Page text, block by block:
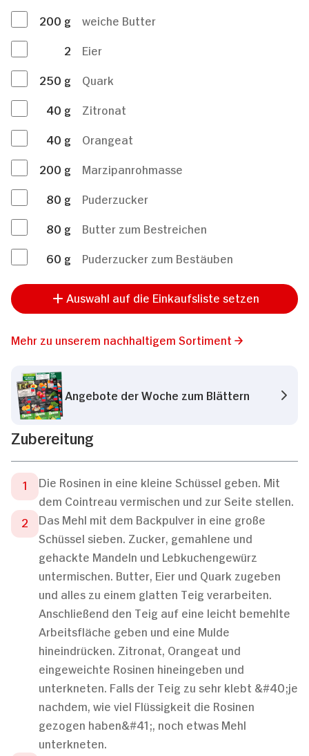
200 g
weiche Butter
2
Eier
250 g
Quark
40 g
Zitronat
40 g
Orangeat
200 g
Marzipanrohmasse
80 g
Puderzucker
80 g
Butter zum Bestreichen
60 g Puderzucker zum Bestäuben
Auswahl auf die Einkaufsliste setzen
Mehr zu unserem nachhaltigem Sortiment
Angebote der Woche zum Blättern
Zubereitung
Die Rosinen in eine kleine Schüssel geben. Mit
dem Cointreau vermischen und zur Seite stellen.
Das Mehl mit dem Backpulver in eine große
Schüssel sieben. Zucker, gemahlene und
gehackte Mandeln und Lebkuchengewürz
untermischen. Butter, Eier und Quark zugeben
und alles zu einem glatten Teig verarbeiten.
Anschließend den Teig auf eine leicht bemehlte
Arbeitsfläche geben und eine Mulde
hineindrücken. Zitronat, Orangeat und
eingeweichte Rosinen hineingeben und
unterkneten. Falls der Teig zu sehr klebt &#40;je
nachdem, wie viel Flüssigkeit die Rosinen
gezogen haben&#41;, noch etwas Mehl
unterkneten.